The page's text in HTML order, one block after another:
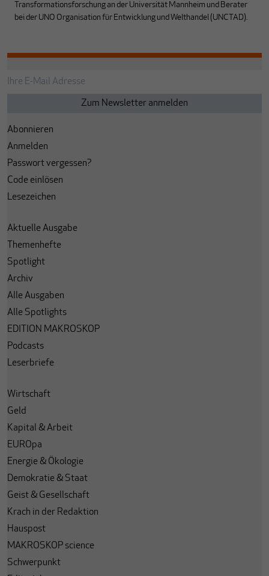
Transformationsforschung an der Universität Mannheim und Berater
bei der UNO Organisation für Entwicklung und Welthandel (UNCTAD).
Abonnieren
Anmelden
Passwort vergessen?
Code einlösen
Lesezeichen
Aktuelle Ausgabe
Themenhefte
Spotlight
Archiv
Alle Ausgaben
Alle Spotlights
EDITION MAKROSKOP
Podcasts
Leserbriefe
Wirtschaft
Geld
Kapital & Arbeit
EUROpa
Energie & Ökologie
Demokratie & Staat
Geist & Gesellschaft
Krach in der Redaktion
Hauspost
MAKROSKOP science
Schwerpunkt